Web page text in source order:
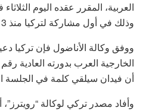
العربية، المقرر عقده اليوم
وذلك في أول مشاركة لتركيا منذ 13 عاماً.
ووفق وكالة الأناضول فإن تركيا
أن فيدان سيلقي كلمة في الجلسة
وأفاد مصدر تركي لوكالة